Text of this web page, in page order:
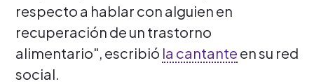
respecto a hablar con alguien en
recuperación de un trastorno
alimentario", escribió la cantante en su red
social.